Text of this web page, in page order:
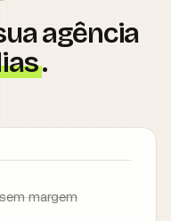
agência
.
margem